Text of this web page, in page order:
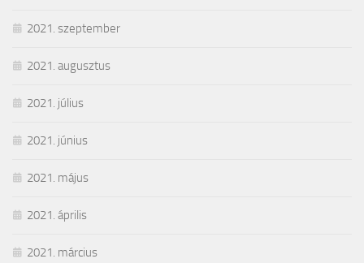
2021. szeptember
2021. augusztus
2021. július
2021. június
2021. május
2021. április
2021. március